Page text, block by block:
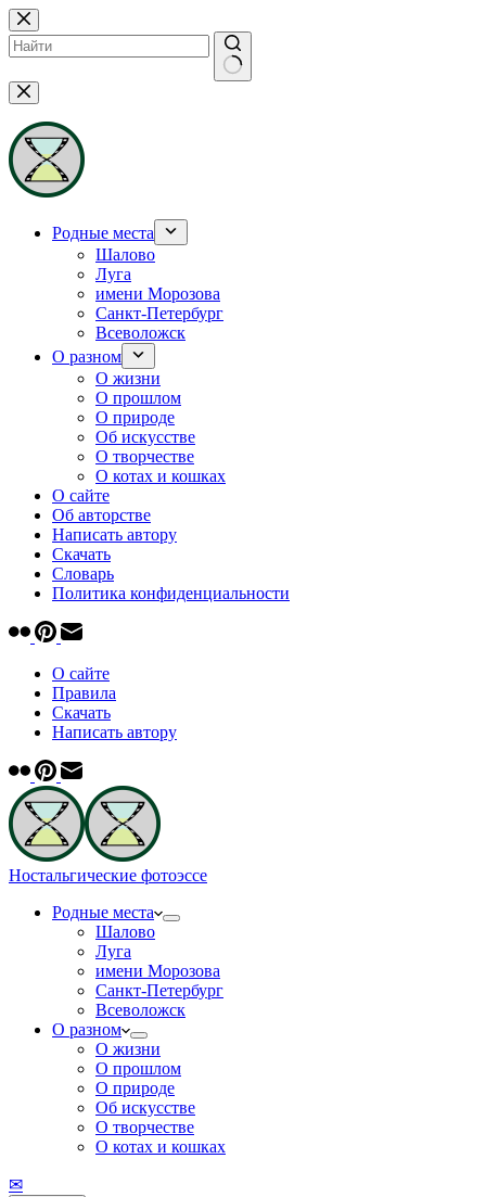
Перейти
к
сути
Ничего
не
найдено
Родные места
Шалово
Луга
имени Морозова
Санкт-Петербург
Всеволожск
О разном
О жизни
О прошлом
О природе
Об искусстве
О творчестве
О котах и кошках
О сайте
Об авторстве
Написать автору
Скачать
Cловарь
Политика конфиденциальности
О сайте
Правила
Скачать
Написать автору
Ностальгические фотоэссе
Родные места
Шалово
Луга
имени Морозова
Санкт-Петербург
Всеволожск
О разном
О жизни
О прошлом
О природе
Об искусстве
О творчестве
О котах и кошках
✉